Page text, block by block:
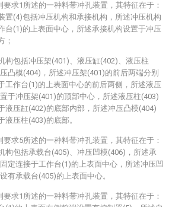
要求1所述的一种料带冲孔装置，其特征在于：
置(4)包括冲压机构和承接机构，所述冲压机构
台(1)的上表面中心，所述承接机构设置于冲压
；
构包括冲压架(401)、液压缸(402)、液压柱
凸模(404)，所述冲压架(401)的前后两端分别
工作台(1)的上表面中心的前后两侧，所述液压
于冲压架(401)的顶部中心，所述液压柱(403)
液压缸(402)的底部内部，所述冲压凸模(404)
液压柱(403)的底部。
要求5所述的一种料带冲孔装置，其特征在于：
构包括承载台(405)、冲压凹模(406)，所述承
定连接于工作台(1)的上表面中心，所述冲压凹
有承载台(405)的上表面中心。
要求1所述的一种料带冲孔装置，其特征在于：